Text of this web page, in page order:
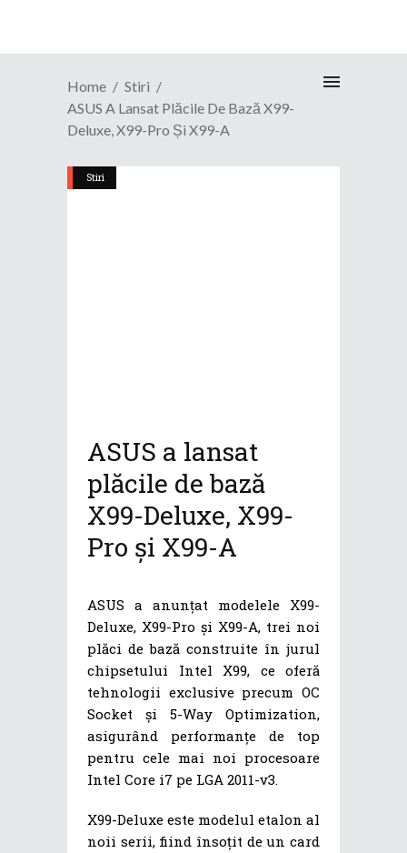
Home
Stiri
ASUS A Lansat Plăcile De Bază X99-
Deluxe, X99-Pro Și X99-A
Stiri
ASUS a lansat
plăcile de bază
X99-Deluxe, X99-
Pro și X99-A
ASUS a anunțat modelele X99-
Deluxe, X99-Pro și X99-A, trei noi
plăci de bază construite în jurul
chipsetului Intel X99, ce oferă
tehnologii exclusive precum OC
Socket și 5-Way Optimization,
asigurând performanțe de top
pentru cele mai noi procesoare
Intel Core i7 pe LGA 2011-v3.
X99-Deluxe este modelul etalon al
noii serii, fiind însoțit de un card